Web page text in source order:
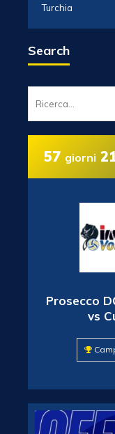
Turchia
Search
57 giorni
Prosecco
vs